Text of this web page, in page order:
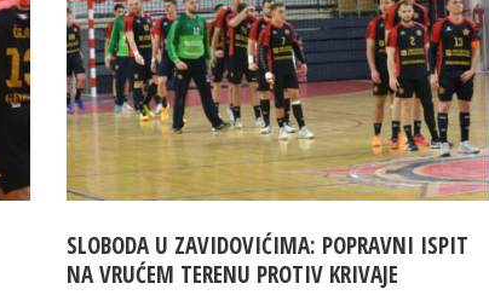
SLOBODA U ZAVIDOVIĆIMA: POPRAVNI ISPIT
NA VRUĆEM TERENU PROTIV KRIVAJE